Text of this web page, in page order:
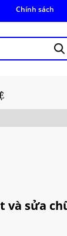
Chính sách
và sửa